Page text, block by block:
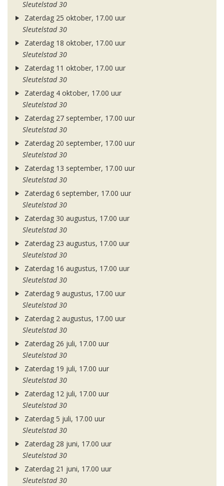
Sleutelstad 30
Zaterdag 25 oktober, 17.00 uur
Sleutelstad 30
Zaterdag 18 oktober, 17.00 uur
Sleutelstad 30
Zaterdag 11 oktober, 17.00 uur
Sleutelstad 30
Zaterdag 4 oktober, 17.00 uur
Sleutelstad 30
Zaterdag 27 september, 17.00 uur
Sleutelstad 30
Zaterdag 20 september, 17.00 uur
Sleutelstad 30
Zaterdag 13 september, 17.00 uur
Sleutelstad 30
Zaterdag 6 september, 17.00 uur
Sleutelstad 30
Zaterdag 30 augustus, 17.00 uur
Sleutelstad 30
Zaterdag 23 augustus, 17.00 uur
Sleutelstad 30
Zaterdag 16 augustus, 17.00 uur
Sleutelstad 30
Zaterdag 9 augustus, 17.00 uur
Sleutelstad 30
Zaterdag 2 augustus, 17.00 uur
Sleutelstad 30
Zaterdag 26 juli, 17.00 uur
Sleutelstad 30
Zaterdag 19 juli, 17.00 uur
Sleutelstad 30
Zaterdag 12 juli, 17.00 uur
Sleutelstad 30
Zaterdag 5 juli, 17.00 uur
Sleutelstad 30
Zaterdag 28 juni, 17.00 uur
Sleutelstad 30
Zaterdag 21 juni, 17.00 uur
Sleutelstad 30